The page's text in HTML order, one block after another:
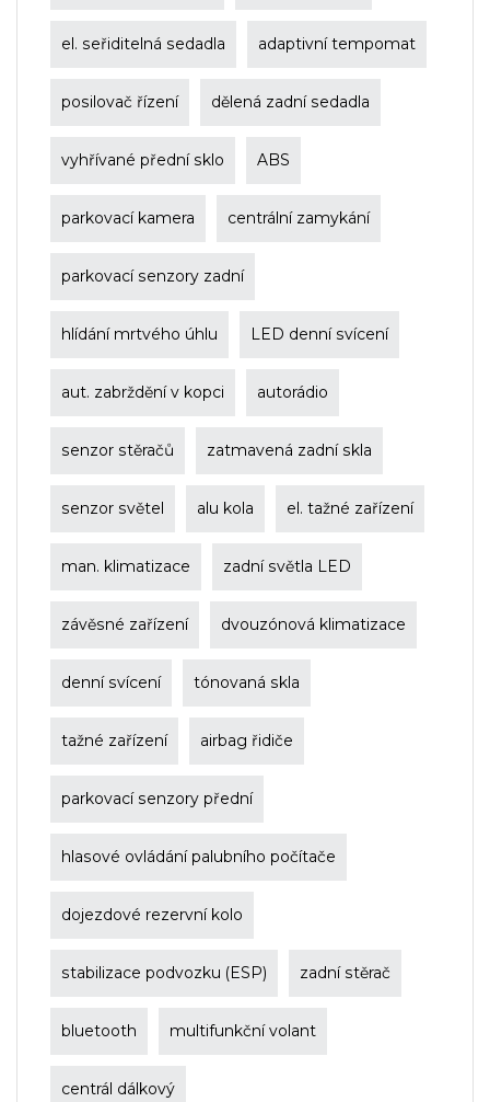
el. seřiditelná sedadla adaptivní tempomat
posilovač řízení dělená zadní sedadla
vyhřívané přední sklo ABS
parkovací kamera centrální zamykání
parkovací senzory zadní
hlídání mrtvého úhlu LED denní svícení
aut. zabrždění v kopci autorádio
senzor stěračů zatmavená zadní skla
senzor světel alu kola el. tažné zařízení
man. klimatizace zadní světla LED
závěsné zařízení dvouzónová klimatizace
denní svícení tónovaná skla
tažné zařízení airbag řidiče
parkovací senzory přední
hlasové ovládání palubního počítače
dojezdové rezervní kolo
stabilizace podvozku (ESP) zadní stěrač
bluetooth multifunkční volant
centrál dálkový